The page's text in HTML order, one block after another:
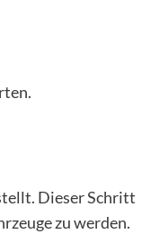
Dieser Schritt
zu werden.